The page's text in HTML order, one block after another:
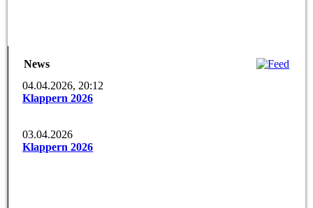
News
04.04.2026, 20:12
Klappern 2026
03.04.2026
Klappern 2026